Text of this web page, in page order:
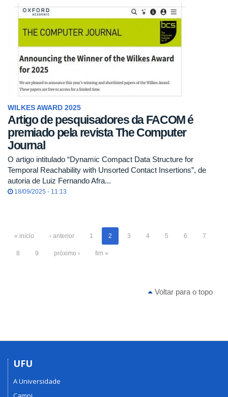
WILKES AWARD 2025
Artigo de pesquisadores da FACOM é
premiado pela revista The Computer
Journal
O artigo intitulado “Dynamic Compact Data Structure for
Temporal Reachability with Unsorted Contact Insertions”, de
autoria de Luiz Fernando Afra...
18/09/2025 - 11:13
« início ‹ anterior 1 2 3 4 5 6 7
8 9 próximo › fim »
Voltar para o topo
UFU
A Universidade